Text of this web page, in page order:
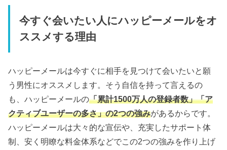
今すぐ会いたい人にハッピーメールをオ
ススメする理由
ハッピーメールは今すぐに相手を見つけて会いたいと願
う男性にオススメします。そう自信を持って言えるの
も、ハッピーメールの「累計1500万人の登録者数」「ア
クティブユーザーの多さ」の2つの強みがあるからです。
ハッピーメールは大々的な宣伝や、充実したサポート体
制、安く明瞭な料金体系などでこの2つの強みを作り上げ